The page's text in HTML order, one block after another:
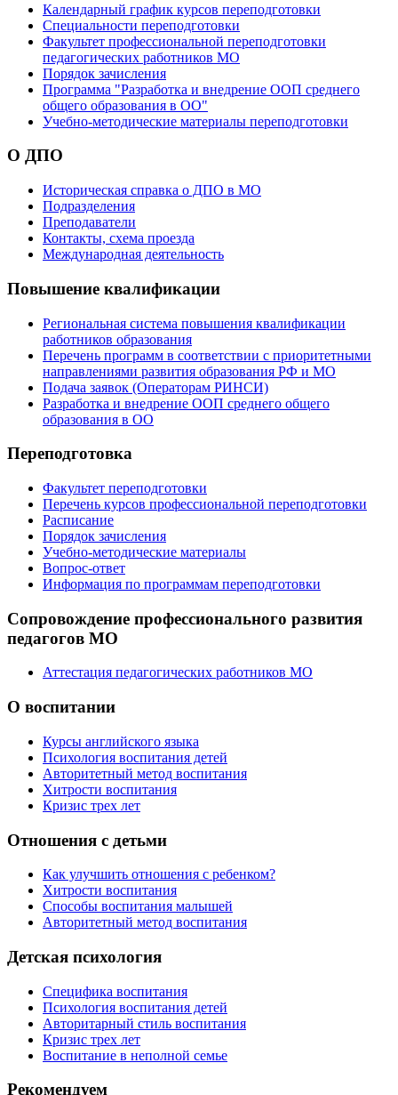
Календарный график курсов переподготовки
Специальности переподготовки
Факультет профессиональной переподготовки
педагогических работников МО
Порядок зачисления
Программа "Разработка и внедрение ООП среднего
общего образования в ОО"
Учебно-методические материалы переподготовки
О ДПО
Историческая справка о ДПО в МО
Подразделения
Преподаватели
Контакты, схема проезда
Международная деятельность
Повышение квалификации
Региональная система повышения квалификации
работников образования
Перечень программ в соответствии с приоритетными
направлениями развития образования РФ и МО
Подача заявок (Операторам РИНСИ)
Разработка и внедрение ООП среднего общего
образования в ОО
Переподготовка
Факультет переподготовки
Перечень курсов профессиональной переподготовки
Расписание
Порядок зачисления
Учебно-методические материалы
Вопрос-ответ
Информация по программам переподготовки
Сопровождение профессионального развития
педагогов МО
Аттестация педагогических работников МО
О воспитании
Курсы английского языка
Психология воспитания детей
Авторитетный метод воспитания
Хитрости воспитания
Кризис трех лет
Отношения с детьми
Как улучшить отношения с ребенком?
Хитрости воспитания
Способы воспитания малышей
Авторитетный метод воспитания
Детская психология
Специфика воспитания
Психология воспитания детей
Авторитарный стиль воспитания
Кризис трех лет
Воспитание в неполной семье
Рекомендуем